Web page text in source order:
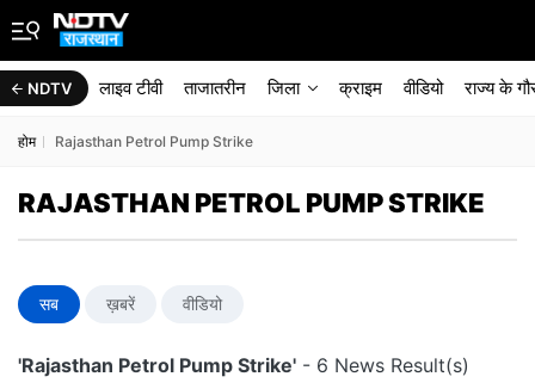
NDTV लाइव टीवी ताजातरीन जिला क्राइम वीडियो राज्‍य के
होम Rajasthan Petrol Pump Strike
RAJASTHAN PETROL PUMP STRIKE
सब ख़बरें वीडियो
'Rajasthan Petrol Pump Strike' - 6 News Result(s)